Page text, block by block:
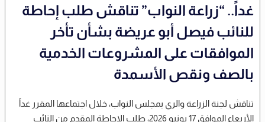
غداً.. “زراعة النواب” تناقش طلب إحاطة
للنائب فيصل أبو عريضة بشأن تأخر
الموافقات على المشروعات الخدمية
بالصف ونقص الأسمدة
تناقش لجنة الزراعة والري بمجلس النواب، خلال اجتماعها المقرر غداً
الأربعاء الموافق 17 يونيو 2026، طلب الإحاطة المقدم من النائب